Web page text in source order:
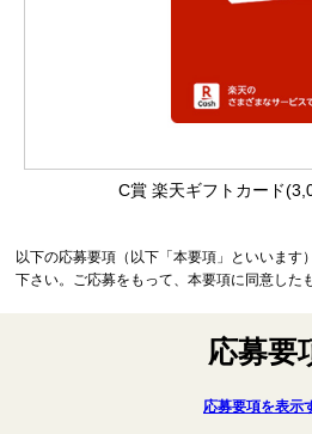
C賞 楽天ギフトカード
以下の応募要項（以下「本要項」といいます
下さい。ご応募をもって、本要項に同意した
応募要
応募要項を表示